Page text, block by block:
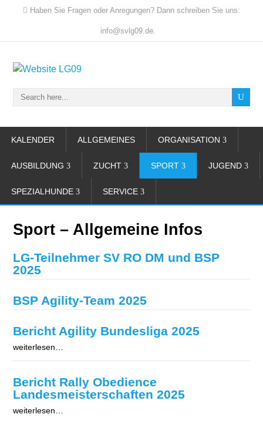
Haben Sie Fragen oder Anregungen? Dann schreiben Sie uns:
info@svlg09.de.
KALENDER ALLGEMEINES ORGANISATION
AUSBILDUNG ZUCHT SPORT JUGEND
SPEZIALHUNDE SERVICE
Sport – Allgemeine Infos
LG-Teilnehmer SV RO DM und BSP
2025
BSP Agility-Team 2025
Bericht Agility Bundesliga 2025
weiterlesen…
Bericht Rally Obedience
Landesmeisterschaften 2025
weiterlesen…